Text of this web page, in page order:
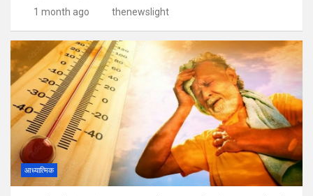
1 month ago thenewslight
आध्यात्मिक